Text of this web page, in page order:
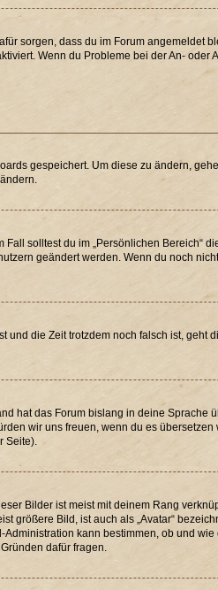
sorgen, dass du im Forum angemeldet
Wenn du Probleme bei der An- oder
gespeichert. Um diese zu ändern,
solltest du im „Persönlichen Bereich“
geändert werden. Wenn du noch
die Zeit trotzdem noch falsch ist, geht
hat das Forum bislang in deine Sprache
wir uns freuen, wenn du es
Seite).
Bilder ist meist mit deinem Rang
größere Bild, ist auch als „Avatar“
kann bestimmen, ob und
dafür fragen.